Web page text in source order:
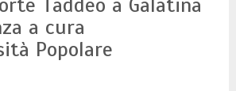
a cura
Popolare